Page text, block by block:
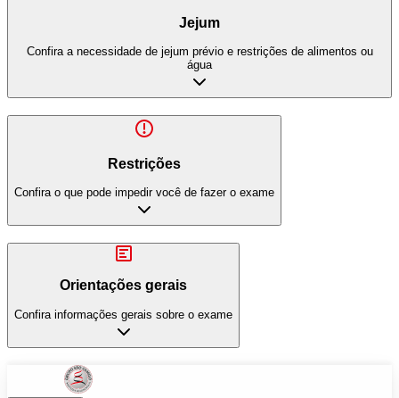
Jejum
Confira a necessidade de jejum prévio e restrições de alimentos ou
água
Restrições
Confira o que pode impedir você de fazer o exame
Orientações gerais
Confira informações gerais sobre o exame